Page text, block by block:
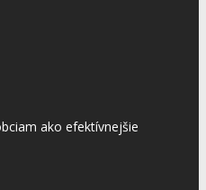
ako efektívnejšie